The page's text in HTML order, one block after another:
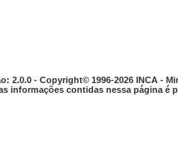
2.0.0 - Copyright© 1996-2026 INCA -
informações contidas nessa página é